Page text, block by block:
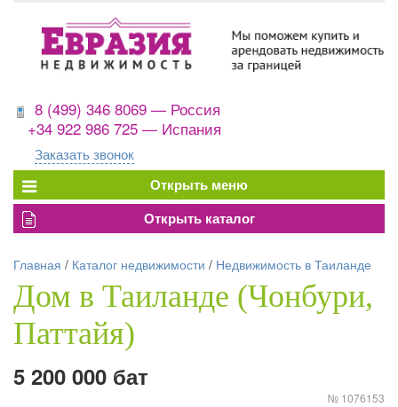
8 (499) 346 8069 — Россия
+34 922 986 725 — Испания
Заказать звонок
Главная / Каталог недвижимости / Недвижимость в Таиланде
Дом в Таиланде (Чонбури,
Паттайя)
5 200 000 бат
№ 1076153